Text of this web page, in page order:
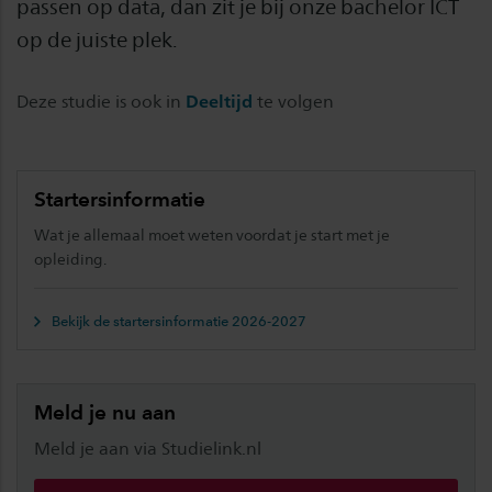
passen op data, dan zit je bij onze bachelor ICT
op de juiste plek.
Deze studie is ook in Deeltijd te volgen
Startersinformatie
Wat je allemaal moet weten voordat je start met je
opleiding.
Bekijk de startersinformatie 2026-2027
Meld je nu aan
Meld je aan via Studielink.nl